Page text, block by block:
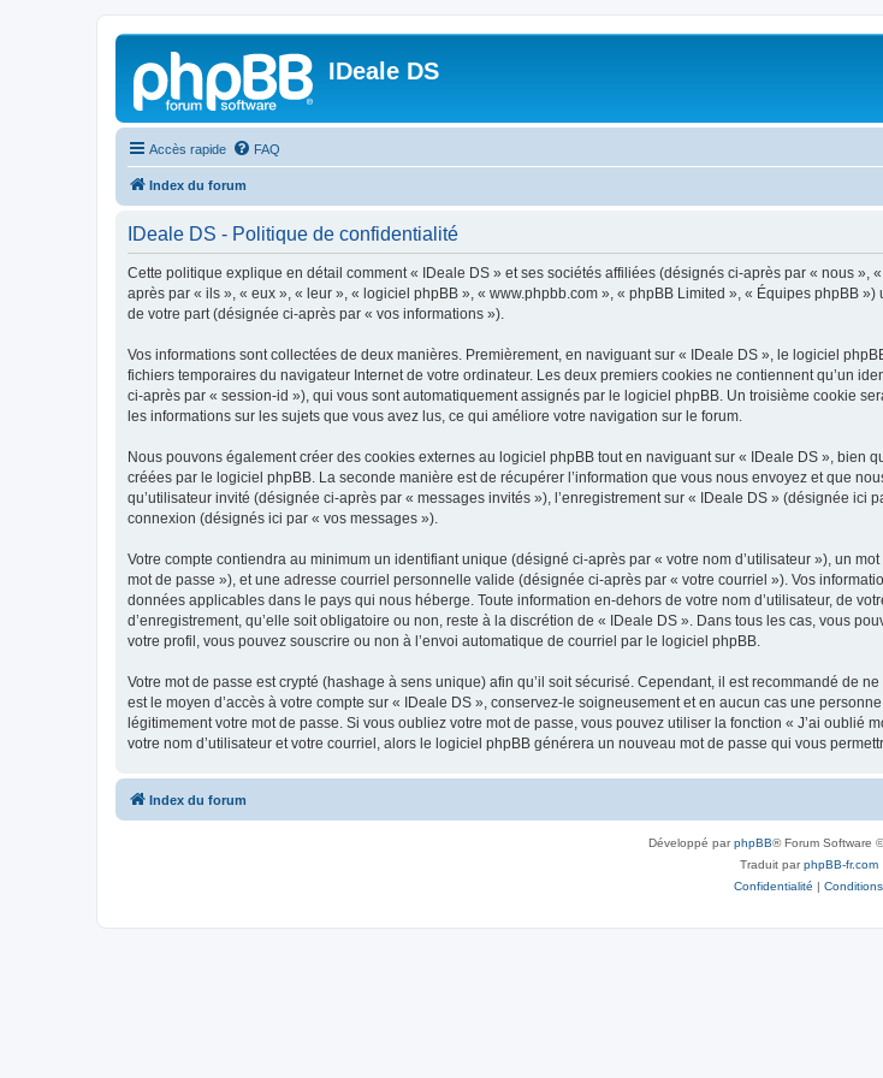
IDeale DS
Accès rapide FAQ
Index du forum
IDeale DS - Politique de confidentialité
Cette politique explique en détail comment « IDeale DS » et ses sociétés affiliées (désignés ci-après par « nous
après par « ils », « eux », « leur », « logiciel phpBB », « www.phpbb.com », « phpBB Limited », « Équipes phpBB
de votre part (désignée ci-après par « vos informations »).
Vos informations sont collectées de deux manières. Premièrement, en naviguant sur « IDeale DS », le logiciel
fichiers temporaires du navigateur Internet de votre ordinateur. Les deux premiers cookies ne contiennent qu’un
ci-après par « session-id »), qui vous sont automatiquement assignés par le logiciel phpBB. Un troisième cookie
les informations sur les sujets que vous avez lus, ce qui améliore votre navigation sur le forum.
Nous pouvons également créer des cookies externes au logiciel phpBB tout en naviguant sur « IDeale DS »,
créées par le logiciel phpBB. La seconde manière est de récupérer l’information que vous nous envoyez et que
qu’utilisateur invité (désignée ci-après par « messages invités »), l’enregistrement sur « IDeale DS » (désignée ici
connexion (désignés ici par « vos messages »).
Votre compte contiendra au minimum un identifiant unique (désigné ci-après par « votre nom d’utilisateur »), un
mot de passe »), et une adresse courriel personnelle valide (désignée ci-après par « votre courriel »). Vos
données applicables dans le pays qui nous héberge. Toute information en-dehors de votre nom d’utilisateur, de
d’enregistrement, qu’elle soit obligatoire ou non, reste à la discrétion de « IDeale DS ». Dans tous les cas, vous
votre profil, vous pouvez souscrire ou non à l’envoi automatique de courriel par le logiciel phpBB.
Votre mot de passe est crypté (hashage à sens unique) afin qu’il soit sécurisé. Cependant, il est recommandé de
est le moyen d’accès à votre compte sur « IDeale DS », conservez-le soigneusement et en aucun cas une
légitimement votre mot de passe. Si vous oubliez votre mot de passe, vous pouvez utiliser la fonction « J’ai
votre nom d’utilisateur et votre courriel, alors le logiciel phpBB générera un nouveau mot de passe qui vous
Index du forum
Développé parphpBB® Forum Software
Traduit parphpBB-fr.com
Confidentialité | Conditions